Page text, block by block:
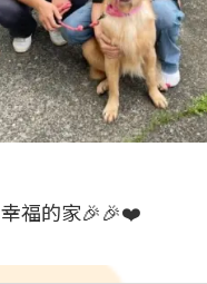
福的家🎉🎉❤️